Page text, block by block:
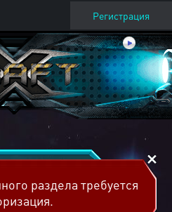
Регистрация
раздела требуется